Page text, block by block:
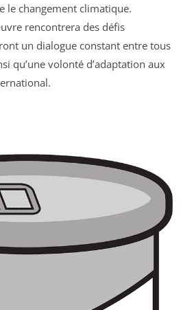
le changement climatique.
rencontrera des défis
un dialogue constant entre tous
qu’une volonté d’adaptation aux